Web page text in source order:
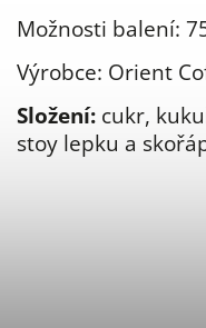
Možnosti balení:
Výrobce: Orient
Složení: cukr,
stoy lepku a